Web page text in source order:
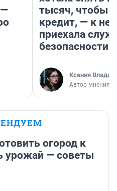
—
тысяч, чтобы
кредит, — к
приехала
безопасности
Ксения
Автор мнения
огород к
урожай — советы